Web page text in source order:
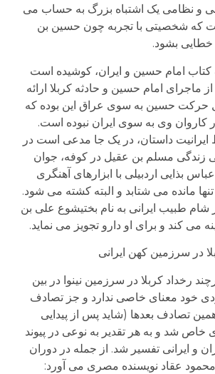
و نظامی یک اشتباه بزرگ به حساب می
که شخصیتی با تجربه چون حسین بن
بشود.
کتاب امام حسین و ایران، کوشیده است
از ماجرای امام حسین و حادثه کربلا ارائه
حرکت حسین به سوی عراق این بوده که
کاروان وی به سوی ایران نبوده است.
ایرانیت داستان، در یک جا مدعی است در
زندگی مسلم بن عقیل در کوفه، جوان
عباس بذایی اردبیلی با ابزارهای آهنگری
مانده می شتابد و البته کشته می شود.
شام طبیب ایرانی به نام بختیشوع علی بن
می کند و برای او دارو تجویز می نماید.
در سرزمین کهن ایرانی
رخداد کربلا در سرزمین نینوا در بین
خود معنای خاصی ندارد و جز تصادف
همین تصادف بعدها (شاید پس از پیدایی
خاص شد و به هر تقدیر به نوعی در پیوند
و ایرانی تفسیر شد. از جمله در دوران
عقاد نویسنده مصری می آورد: